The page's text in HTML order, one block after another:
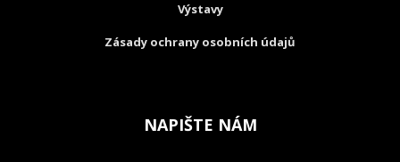
Výstavy
Zásady ochrany osobních údajů
NAPIŠTE NÁM